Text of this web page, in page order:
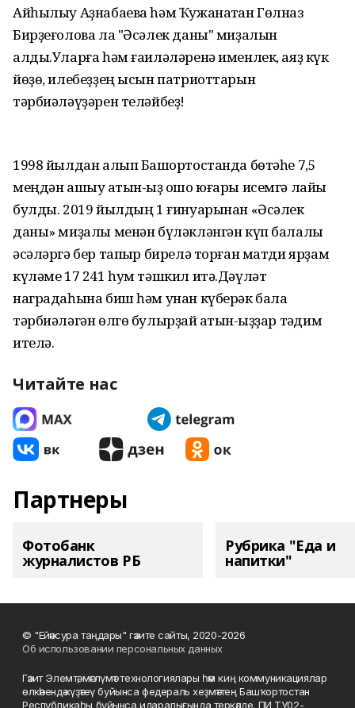
Айһылыу Аҙнабаева һәм Ҡужанаҡтан Гөлназ
Бирҙеғолова ла "Әсәлек даны" миҙалын
алды.Уларға һәм ғаиләләренә именлек, аяҙ күк
йөҙө, илебеҙҙең ысын патриоттарын
тәрбиәләүҙәрен теләйбеҙ!
1998 йылдан алып Башҡортостанда бөтәһе 7,5
меңдән ашыу ҡатын-ҡыҙ ошо юғары исемгә лайыҡ
булды. 2019 йылдың 1 ғинуарынан «Әсәлек
даны» миҙалы менән бүләкләнгән күп балалы
әсәләргә бер тапҡыр бирелә торған матди ярҙам
күләме 17 241 һум тәшкил итә.Дәүләт
наградаһына биш һәм унан күберәк бала
тәрбиәләгән өлгө булырҙай ҡатын-ҡыҙҙар тәҡдим
ителә.
Читайте нас
Партнеры
Фотобанк
журналистов РБ
Рубрика "Еда и
напитки"
© "Ейәнсура таңдары" гәзите сайты, 2020-2026
Об использовании персональных данных
Гәзит Элемтә, мәғлүмәт технологиялары һәм киң коммуникациялар
өлкәһендә күҙәтеү буйынса федераль хеҙмәттең Башҡортостан
Республикаһы буйынса идаралығында теркәлде. ПИ ТУ02-